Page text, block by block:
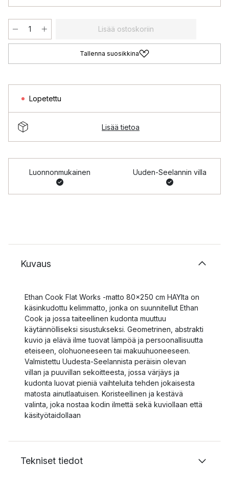
Lisää ostoskoriin
Tallenna suosikkina
Lopetettu
Lisää tietoa
Luonnonmukainen Uuden-Seelannin villa
Kuvaus
Ethan Cook Flat Works -matto 80x250 cm HAYlta on
käsinkudottu kelimmatto, jonka on suunnitellut Ethan
Cook ja jossa taiteellinen kudonta muuttuu
käytännölliseksi sisustukseksi. Geometrinen, abstrakti
kuvio ja elävä ilme tuovat lämpöä ja persoonallisuutta
eteiseen, olohuoneeseen tai makuuhuoneeseen.
Valmistettu Uudesta-Seelannista peräisin olevan
villan ja puuvillan sekoitteesta, jossa värjäys ja
kudonta luovat pieniä vaihteluita tehden jokaisesta
matosta ainutlaatuisen. Koristeellinen ja kestävä
valinta, joka nostaa kodin ilmettä sekä kuviollaan että
käsityötaidollaan
Tekniset tiedot